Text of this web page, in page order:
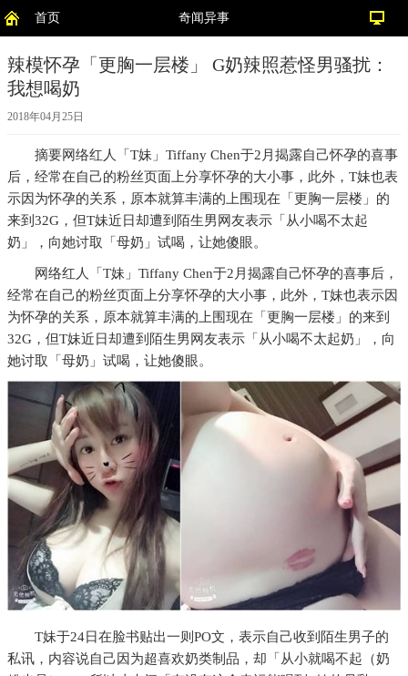
首页 奇闻异事
辣模怀孕「更胸一层楼」 G奶辣照惹怪男骚扰：
我想喝奶
2018年04月25日
摘要网络红人「T妹」Tiffany Chen于2月揭露自己怀孕的喜事
后，经常在自己的粉丝页面上分享怀孕的大小事，此外，T妹也表
示因为怀孕的关系，原本就算丰满的上围现在「更胸一层楼」的
来到32G，但T妹近日却遭到陌生男网友表示「从小喝不太起
奶」，向她讨取「母奶」试喝，让她傻眼。
网络红人「T妹」Tiffany Chen于2月揭露自己怀孕的喜事后，
经常在自己的粉丝页面上分享怀孕的大小事，此外，T妹也表示因
为怀孕的关系，原本就算丰满的上围现在「更胸一层楼」的来到
32G，但T妹近日却遭到陌生男网友表示「从小喝不太起奶」，向
她讨取「母奶」试喝，让她傻眼。
T妹于24日在脸书贴出一则PO文，表示自己收到陌生男子的
私讯，内容说自己因为超喜欢奶类制品，却「从小就喝不起（奶